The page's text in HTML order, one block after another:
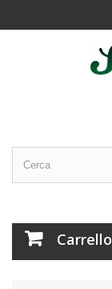
Carrello